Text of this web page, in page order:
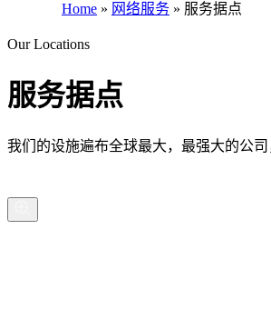
Home » 网络服务 » 服务据点
Our Locations
服务据点
我们的设施遍布全球最大，最强大的公